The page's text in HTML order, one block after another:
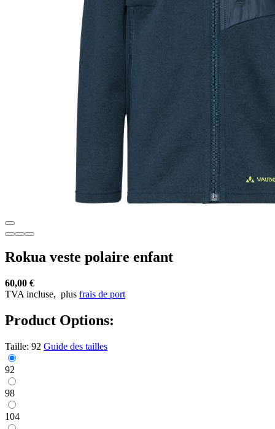
Rokua veste polaire enfant
60,00 €
TVA incluse, plus frais de port
Product Options:
Taille: 92 Guide des tailles
92
98
104